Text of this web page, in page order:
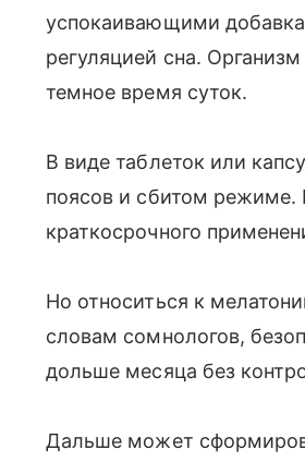
успокаивающими
регуляцией сна.
темное время суток.
В виде таблеток или
поясов и сбитом режиме.
краткосрочного
Но относиться к
словам сомнологов,
дольше месяца без
Дальше может